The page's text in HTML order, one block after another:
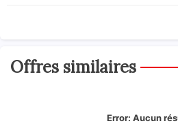
Offres similaires
Error: Aucun